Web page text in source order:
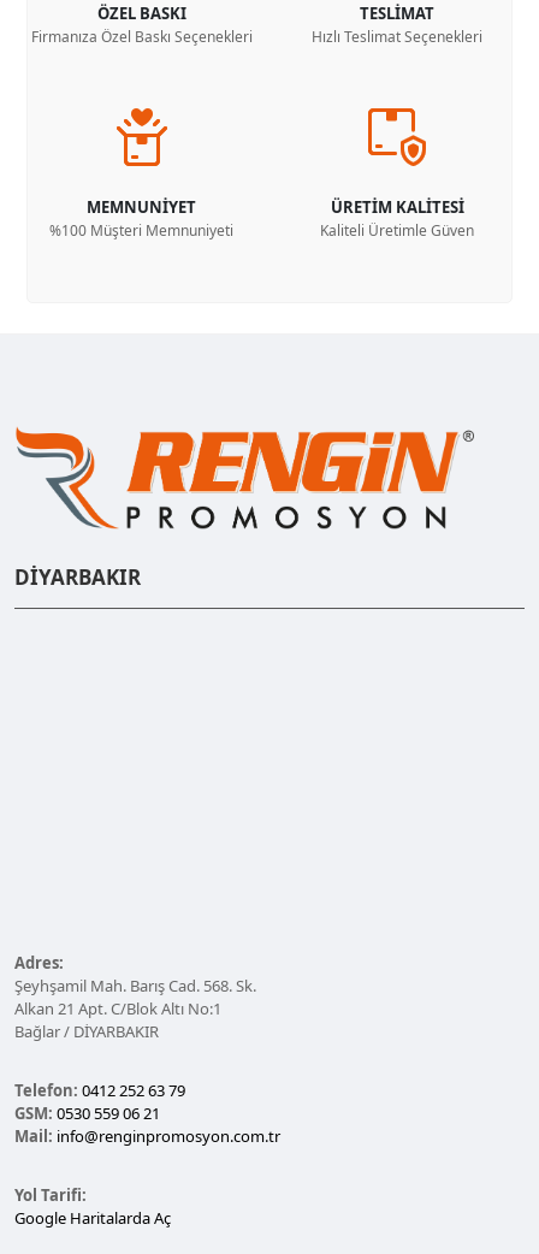
ÖZEL BASKI
Firmanıza Özel Baskı Seçenekleri
TESLİMAT
Hızlı Teslimat Seçenekleri
MEMNUNİYET
%100 Müşteri Memnuniyeti
ÜRETİM KALİTESİ
Kaliteli Üretimle Güven
DİYARBAKIR
Adres:
Şeyhşamil Mah. Barış Cad. 568. Sk.
Alkan 21 Apt. C/Blok Altı No:1
Bağlar / DİYARBAKIR
Telefon: 0412 252 63 79
GSM: 0530 559 06 21
Mail: info@renginpromosyon.com.tr
Yol Tarifi:
Google Haritalarda Aç